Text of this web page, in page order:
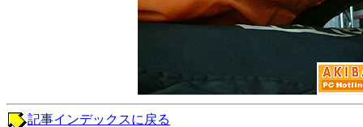
記事インデックスに戻る